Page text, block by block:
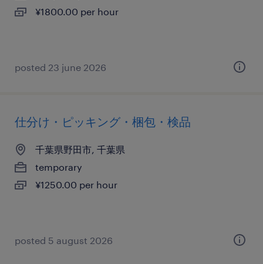
¥1800.00 per hour
posted 23 june 2026
仕分け・ピッキング・梱包・検品
千葉県野田市, 千葉県
temporary
¥1250.00 per hour
posted 5 august 2026